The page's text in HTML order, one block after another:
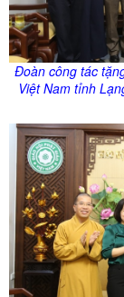
Đoàn công tác
Việt Nam tỉnh